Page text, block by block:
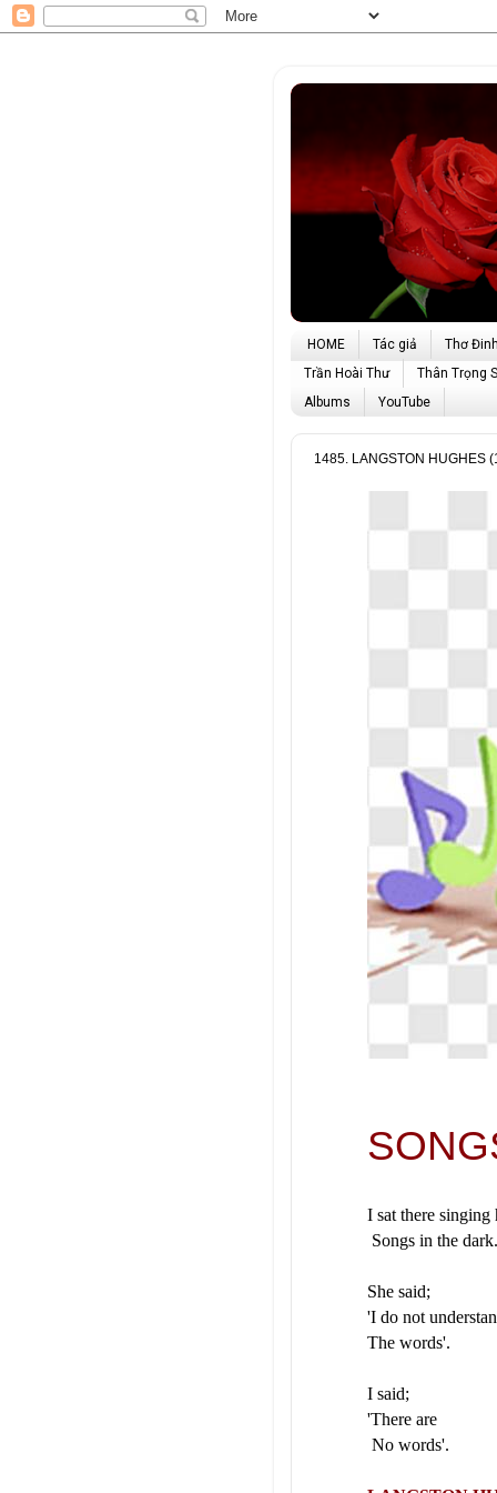
HOME Tác giả Thơ
Trần Hoài Thư
Thân Trọng
Albums
YouTube
1485. LANGSTON HUGHES
SON
I sat there
Songs in the
She
'I do not
The words'.
I
'There
No words'.